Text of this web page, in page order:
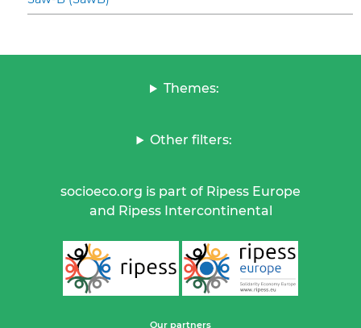
Themes:
Other filters:
socioeco.org is part of Ripess Europe
and Ripess Intercontinental
Our partners